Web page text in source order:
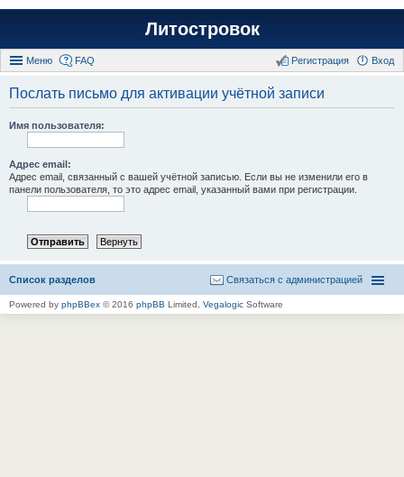
Литостровок
Меню FAQ Вход
Регистрация
Послать письмо для активации учётной записи
Имя пользователя:
Адрес email:
Адрес email, связанный с вашей учётной записью. Если вы не изменили его в
панели пользователя, то это адрес email, указанный вами при регистрации.
Список разделов Связаться с администрацией
Powered by phpBBex © 2016 phpBB Limited, Vegalogic Software